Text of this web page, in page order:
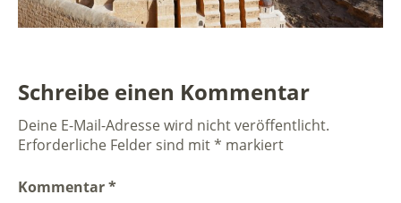
Schreibe einen Kommentar
Deine E-Mail-Adresse wird nicht veröffentlicht.
Erforderliche Felder sind mit* markiert
Kommentar*